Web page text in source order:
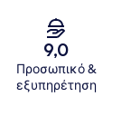
9,0
Προσωπικό &
εξυπηρέτηση